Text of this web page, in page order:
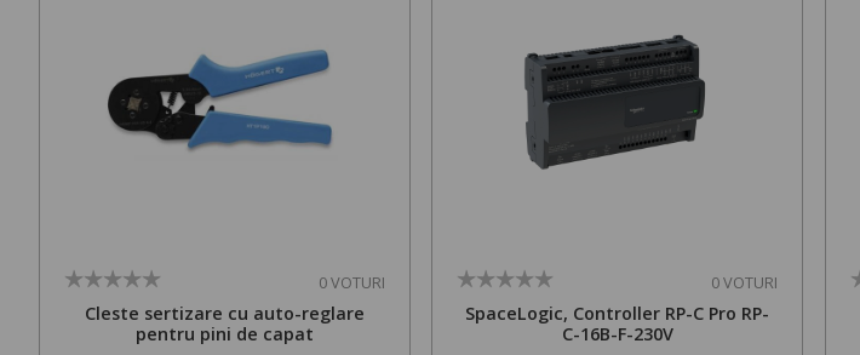
0 VOTURI
Cleste sertizare cu auto-reglare
pentru pini de capat
0 VOTURI
SpaceLogic, Controller RP-C Pro RP-
C-16B-F-230V